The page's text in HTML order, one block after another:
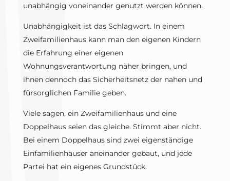
unabhängig voneinander genutzt werden können.
Unabhängigkeit ist das Schlagwort. In einem
Zweifamilienhaus kann man den eigenen Kindern
die Erfahrung einer eigenen
Wohnungsverantwortung näher bringen, und
ihnen dennoch das Sicherheitsnetz der nahen und
fürsorglichen Familie geben.
Viele sagen, ein Zweifamilienhaus und eine
Doppelhaus seien das gleiche. Stimmt aber nicht.
Bei einem Doppelhaus sind zwei eigenständige
Einfamilienhäuser aneinander gebaut, und jede
Partei hat ein eigenes Grundstück.